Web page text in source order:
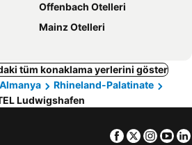
Offenbach Otelleri
Mainz Otelleri
tüm konaklama yerlerini göster
Almanya
Rhineland-Palatinate
Ludwigshafen
Facebook
Twitter